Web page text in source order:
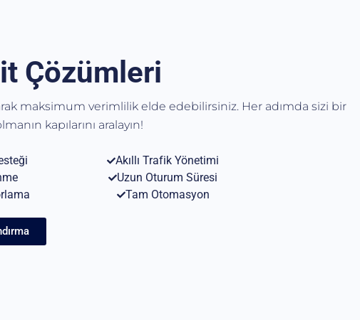
Çözümleri
maksimum verimlilik elde edebilirsiniz. Her adımda sizi bir
kapılarını aralayın!
Akıllı Trafik Yönetimi
Uzun Oturum Süresi
Tam Otomasyon